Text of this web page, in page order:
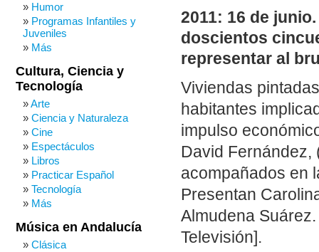
2011: 16 de
doscientos
representar al
Viviendas
habitantes
impulso
David
acompañados en
Presentan
Almudena
Televisión].
Humor
Programas Infantiles y
Juveniles
Más
Cultura, Ciencia y
Tecnología
Arte
Ciencia y Naturaleza
Cine
Espectáculos
Libros
Practicar Español
Tecnología
Más
Música en Andalucía
Clásica